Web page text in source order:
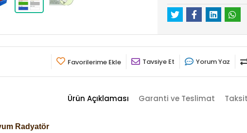
Favorilerime Ekle Tavsiye Et Yorum Yaz
Ürün Açıklaması Garanti ve Teslimat
Radyatör